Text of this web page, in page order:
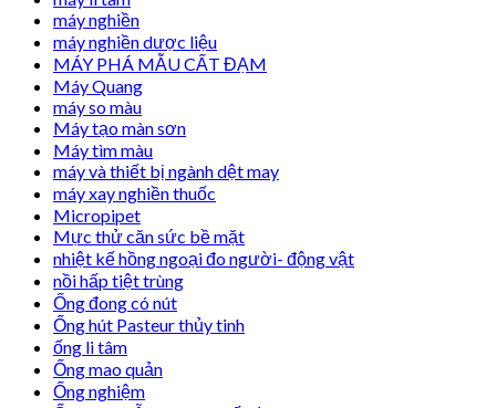
máy nghiền
máy nghiền dược liệu
MÁY PHÁ MẪU CẤT ĐẠM
Máy Quang
máy so màu
Máy tạo màn sơn
Máy tìm màu
máy và thiết bị ngành dệt may
máy xay nghiền thuốc
Micropipet
Mực thử căn sức bề mặt
nhiệt kế hồng ngoại đo người- động vật
nồi hấp tiệt trùng
Ống đong có nút
Ống hút Pasteur thủy tinh
ống li tâm
Ống mao quản
Ống nghiệm